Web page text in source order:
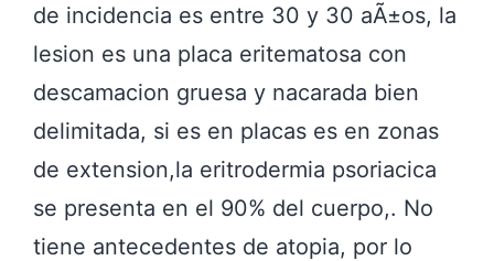
de incidencia es entre 30 y 30 aÃ±os, la
lesion es una placa eritematosa con
descamacion gruesa y nacarada bien
delimitada, si es en placas es en zonas
de extension,la eritrodermia psoriacica
se presenta en el 90% del cuerpo,. No
tiene antecedentes de atopia, por lo